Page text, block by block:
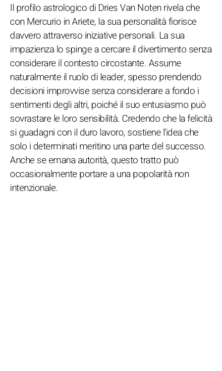
Il profilo astrologico di Dries Van Noten rivela che
con Mercurio in Ariete, la sua personalità fiorisce
davvero attraverso iniziative personali. La sua
impazienza lo spinge a cercare il divertimento senza
considerare il contesto circostante. Assume
naturalmente il ruolo di leader, spesso prendendo
decisioni improvvise senza considerare a fondo i
sentimenti degli altri, poiché il suo entusiasmo può
sovrastare le loro sensibilità. Credendo che la felicità
si guadagni con il duro lavoro, sostiene l'idea che
solo i determinati meritino una parte del successo.
Anche se emana autorità, questo tratto può
occasionalmente portare a una popolarità non
intenzionale.